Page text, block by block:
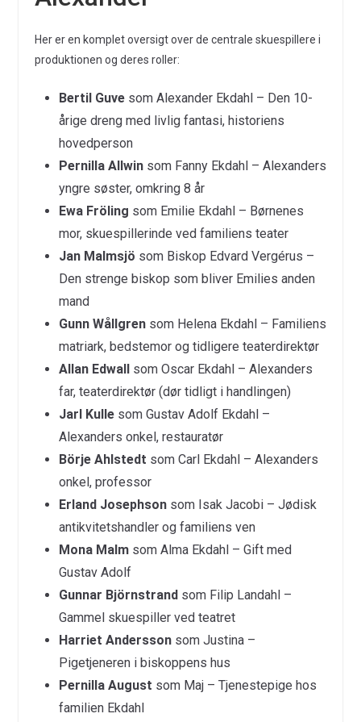
Her er en komplet oversigt over de centrale skuespillere i
produktionen og deres roller:
Bertil Guvesom Alexander Ekdahl – Den 10-
årige dreng med livlig fantasi, historiens
hovedperson
Pernilla Allwinsom Fanny Ekdahl – Alexanders
yngre søster, omkring 8 år
Ewa Fröling som Emilie Ekdahl – Børnenes
mor, skuespillerinde ved familiens teater
Jan Malmsjö som Biskop Edvard Vergérus –
Den strenge biskop som bliver Emilies anden
mand
Gunn Wållgrensom Helena Ekdahl – Familiens
matriark, bedstemor og tidligere teaterdirektør
Allan Edwallsom Oscar Ekdahl – Alexanders
far, teaterdirektør (dør tidligt i handlingen)
Jarl Kullesom Gustav Adolf Ekdahl –
Alexanders onkel, restauratør
Börje Ahlstedt som Carl Ekdahl – Alexanders
onkel, professor
Erland Josephsonsom Isak Jacobi – Jødisk
antikvitetshandler og familiens ven
Mona Malmsom Alma Ekdahl – Gift med
Gustav Adolf
Gunnar Björnstrandsom Filip Landahl –
Gammel skuespiller ved teatret
Harriet Anderssonsom Justina –
Pigetjeneren i biskoppens hus
Pernilla August som Maj – Tjenestepige hos
familien Ekdahl